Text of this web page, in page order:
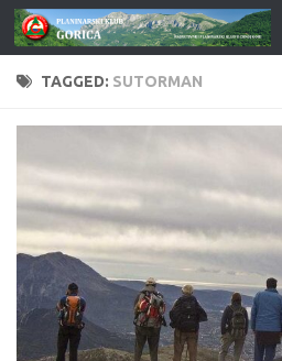
Skip to content
TAGGED: SUTORMAN